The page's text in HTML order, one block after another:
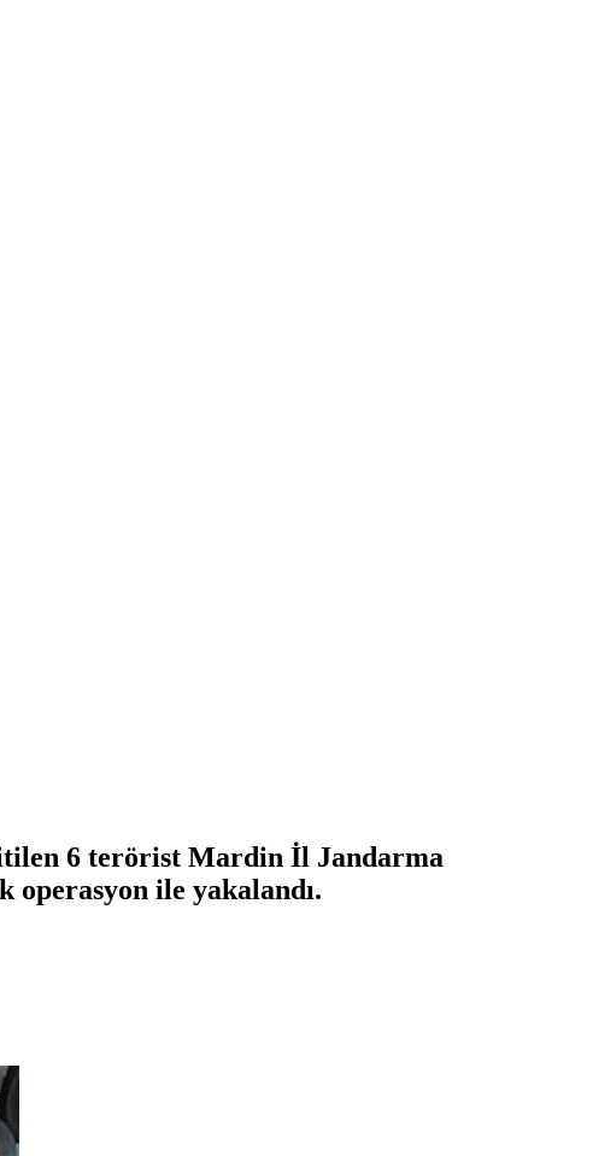
6 terörist Mardin İl Jandarma
operasyon ile yakalandı.